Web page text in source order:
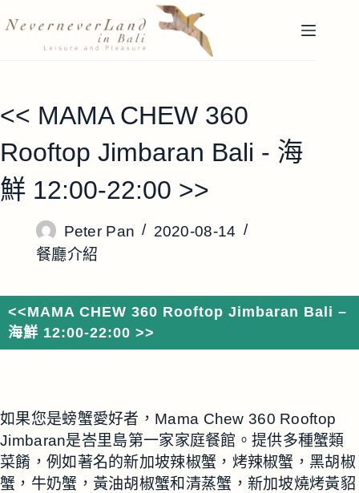
至
容
<< MAMA CHEW 360
Rooftop Jimbaran Bali - 海
鮮 12:00-22:00 >>
Peter Pan
2020-08-14
餐廳介紹
<<MAMA CHEW 360 Rooftop Jimbaran Bali –
海鮮 12:00-22:00 >>
如果您是螃蟹愛好者，Mama Chew 360 Rooftop
Jimbaran是峇里島第一家家庭餐館。提供多種蟹類
菜餚，例如著名的新加坡辣椒蟹，烤辣椒蟹，黑胡椒
蟹，牛奶蟹，黃油胡椒蟹和清蒸蟹，新加坡燒烤黃貂